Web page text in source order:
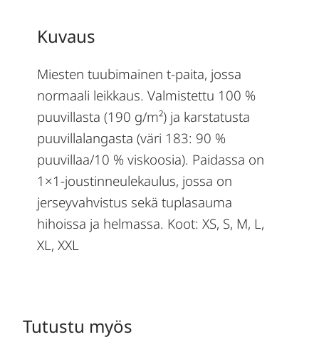
Kuvaus
Miesten tuubimainen t-paita, jossa
normaali leikkaus. Valmistettu 100 %
puuvillasta (190 g/m²) ja karstatusta
puuvillalangasta (väri 183: 90 %
puuvillaa/10 % viskoosia). Paidassa on
1×1-joustinneulekaulus, jossa on
jerseyvahvistus sekä tuplasauma
hihoissa ja helmassa. Koot: XS, S, M, L,
XL, XXL
Tutustu myös